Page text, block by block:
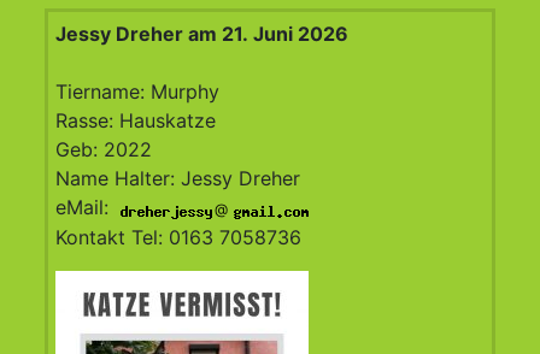
Jessy Dreher am 21. Juni 2026
Tiername: Murphy
Rasse: Hauskatze
Geb: 2022
Name Halter: Jessy Dreher
eMail:
@
Kontakt Tel: 0163 7058736